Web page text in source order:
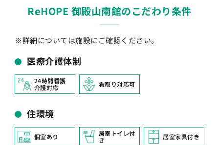
ReHOPE 御殿山南館のこだわり条件
※詳細については施設にご確認ください。
医療介護体制
24時間看護
介護対応
看取り対応可
住環境
個室あり
居室トイレ付
き
居室家具付き